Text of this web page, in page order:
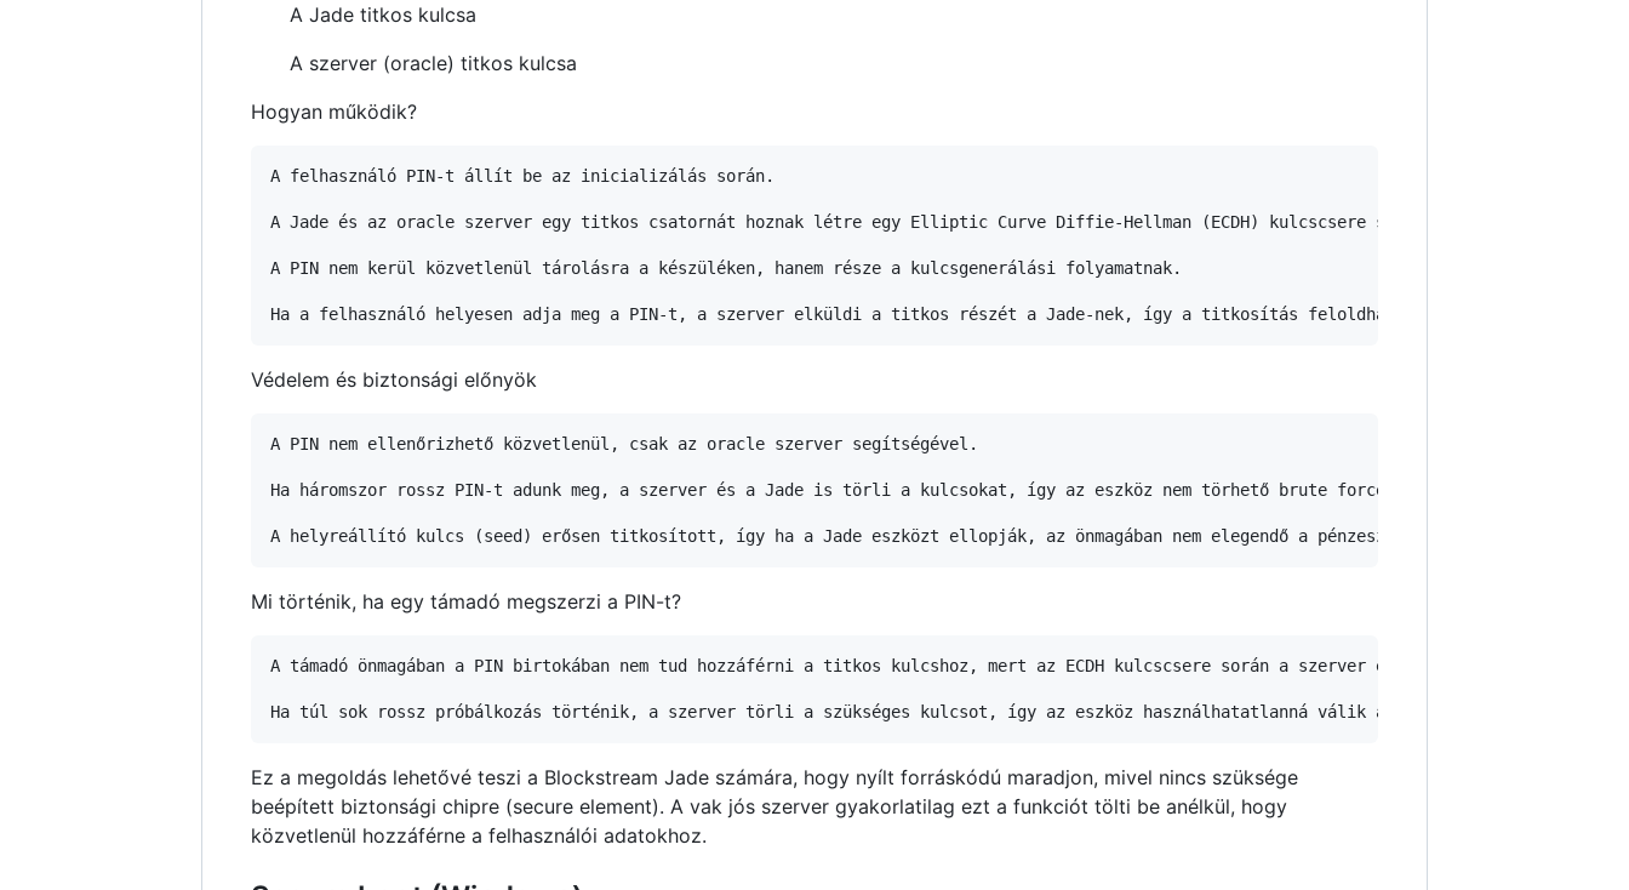
A Jade titkos kulcsa
A szerver (oracle) titkos kulcsa
Hogyan működik?
A felhasználó PIN-t állít be az inicializálás során.
A Jade és az oracle szerver egy titkos csatornát hoznak létre egy Elliptic Curve Diffie-Hellman (ECDH) kulcscsere segítségével.
A PIN nem kerül közvetlenül tárolásra a készüléken, hanem része a kulcsgenerálási folyamatnak.
Védelem és biztonsági előnyök
A PIN nem ellenőrizhető közvetlenül, csak az oracle szerver segítségével.
Ha háromszor rossz PIN-t adunk meg, a szerver és a Jade is törli a kulcsokat, így az eszköz nem törhető brute force támadással.
Mi történik, ha egy támadó megszerzi a PIN-t?
A támadó önmagában a PIN birtokában nem tud hozzáférni a titkos kulcshoz, mert az ECDH kulcscsere során a szerver és a Jade közötti
Ez a megoldás lehetővé teszi a Blockstream Jade számára, hogy nyílt forráskódú maradjon, mivel nincs szüksége
beépített biztonsági chipre (secure element). A vak jós szerver gyakorlatilag ezt a funkciót tölti be anélkül, hogy
közvetlenül hozzáférne a felhasználói adatokhoz.